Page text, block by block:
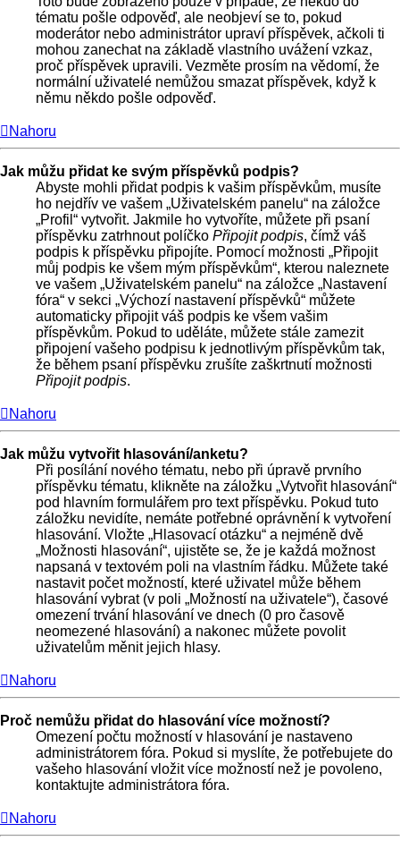
tématu pošle odpověď, ale neobjeví se to, pokud
moderátor nebo administrátor upraví příspěvek, ačkoli ti
mohou zanechat na základě vlastního uvážení vzkaz,
proč příspěvek upravili. Vezměte prosím na vědomí, že
normální uživatelé nemůžou smazat příspěvek, když k
němu někdo pošle odpověď.
Nahoru
Jak můžu přidat ke svým příspěvků podpis?
Abyste mohli přidat podpis k vašim příspěvkům, musíte
ho nejdřív ve vašem „Uživatelském panelu“ na záložce
„Profil“ vytvořit. Jakmile ho vytvoříte, můžete při psaní
příspěvku zatrhnout políčko Připojit podpis, čímž váš
podpis k příspěvku připojíte. Pomocí možnosti „Připojit
můj podpis ke všem mým příspěvkům“, kterou naleznete
ve vašem „Uživatelském panelu“ na záložce „Nastavení
fóra“ v sekci „Výchozí nastavení příspěvků“ můžete
automaticky připojit váš podpis ke všem vašim
příspěvkům. Pokud to uděláte, můžete stále zamezit
připojení vašeho podpisu k jednotlivým příspěvkům tak,
že během psaní příspěvku zrušíte zaškrtnutí možnosti
Připojit podpis.
Nahoru
Jak můžu vytvořit hlasování/anketu?
Při posílání nového tématu, nebo při úpravě prvního
příspěvku tématu, klikněte na záložku „Vytvořit hlasování“
pod hlavním formulářem pro text příspěvku. Pokud tuto
záložku nevidíte, nemáte potřebné oprávnění k vytvoření
hlasování. Vložte „Hlasovací otázku“ a nejméně dvě
„Možnosti hlasování“, ujistěte se, že je každá možnost
napsaná v textovém poli na vlastním řádku. Můžete také
nastavit počet možností, které uživatel může během
hlasování vybrat (v poli „Možností na uživatele“), časové
omezení trvání hlasování ve dnech (0 pro časově
neomezené hlasování) a nakonec můžete povolit
uživatelům měnit jejich hlasy.
Nahoru
Proč nemůžu přidat do hlasování více možností?
Omezení počtu možností v hlasování je nastaveno
administrátorem fóra. Pokud si myslíte, že potřebujete do
vašeho hlasování vložit více možností než je povoleno,
kontaktujte administrátora fóra.
Nahoru